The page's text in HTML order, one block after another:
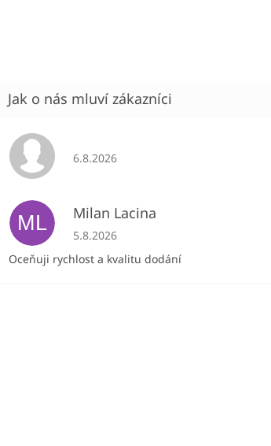
Hodnocení obchodu je 5 z 5 hvězdiček.
6.8.2026
ML Milan Lacina
Hodnocení obchodu je 5 z 5 hvězdiček.
5.8.2026
Oceňuji rychlost a kvalitu dodání